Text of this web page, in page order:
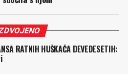
RATNIH HUŠKAČA DEVEDESETIH: